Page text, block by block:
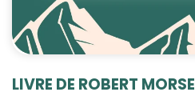
LIVRE DE ROBERT MORSE